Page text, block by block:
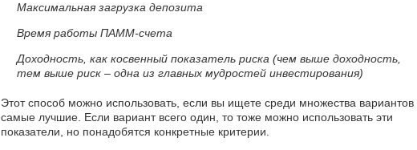
Максимальная загрузка депозита
Время работы ПАММ-счета
Доходность, как косвенный показатель риска (чем выше доходность,
тем выше риск – одна из главных мудростей инвестирования)
Этот способ можно использовать, если вы ищете среди множества вариантов
самые лучшие. Если вариант всего один, то тоже можно использовать эти
показатели, но понадобятся конкретные критерии.